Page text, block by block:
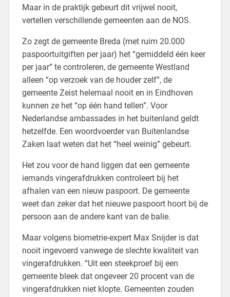
Maar in de praktijk gebeurt dit vrijwel nooit,
vertellen verschillende gemeenten aan de NOS.
Zo zegt de gemeente Breda (met ruim 20.000
paspoortuitgiften per jaar) het “gemiddeld één keer
per jaar” te controleren, de gemeente Westland
alleen “op verzoek van de houder zelf”, de
gemeente Zeist helemaal nooit en in Eindhoven
kunnen ze het “op één hand tellen”. Voor
Nederlandse ambassades in het buitenland geldt
hetzelfde. Een woordvoerder van Buitenlandse
Zaken laat weten dat het “heel weinig” gebeurt.
Het zou voor de hand liggen dat een gemeente
iemands vingerafdrukken controleert bij het
afhalen van een nieuw paspoort. De gemeente
weet dan zeker dat het nieuwe paspoort hoort bij de
persoon aan de andere kant van de balie.
Maar volgens biometrie-expert Max Snijder is dat
nooit ingevoerd vanwege de slechte kwaliteit van
vingerafdrukken. “Uit een steekproef bij een
gemeente bleek dat ongeveer 20 procent van de
vingerafdrukken niet klopte. Gemeenten zouden